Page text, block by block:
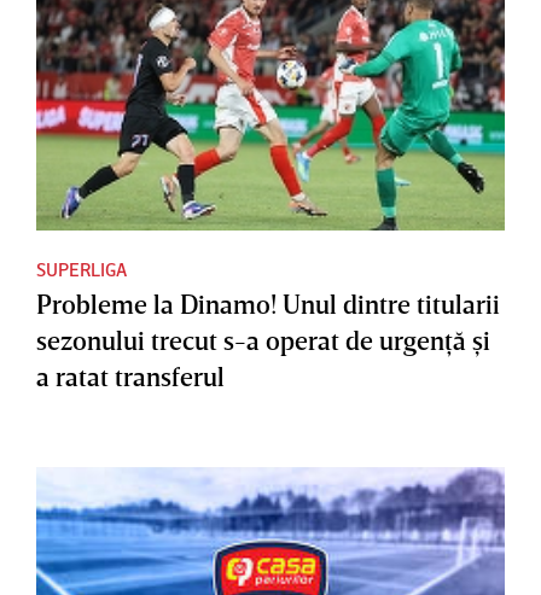
SUPERLIGA
Probleme la Dinamo! Unul dintre titularii
sezonului trecut s-a operat de urgenţă şi
a ratat transferul